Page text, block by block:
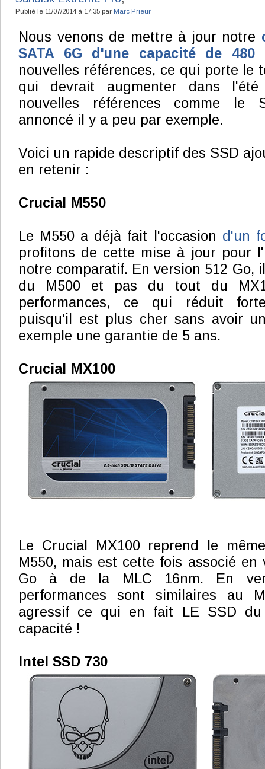
Publié le 11/07/2014 à 17:35 par Marc Prieur
Nous venons de mettre à jour notre
SATA 6G d'une capacité de 480
nouvelles références, ce qui porte le
qui devrait augmenter dans
nouvelles références comme le
annoncé il y a peu par exemple.
Voici un rapide descriptif des SSD
en retenir :
Crucial M550
Le M550 a déjà fait l'occasion d'un
profitons de cette mise à jour pour
notre comparatif. En version 512 Go,
du M500 et pas du tout du
performances, ce qui réduit
puisqu'il est plus cher sans avoir
exemple une garantie de 5 ans.
Crucial MX100
Le Crucial MX100 reprend le
M550, mais est cette fois associé en
Go à de la MLC 16nm. En
performances sont similaires au
agressif ce qui en fait LE SSD
capacité !
Intel SSD 730